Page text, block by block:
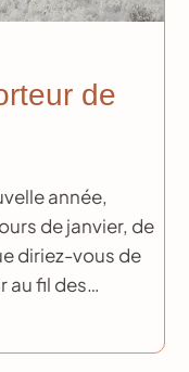
de
année,
de janvier, de
diriez-vous de
au fil des…